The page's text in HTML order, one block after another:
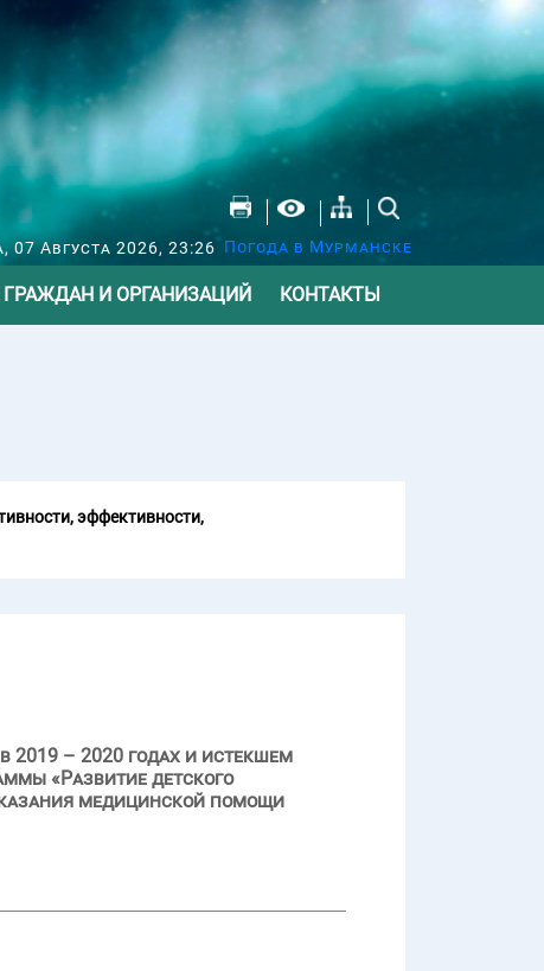
07 Августа 2026, 23:26 Погода в Мурманске
И ОРГАНИЗАЦИЙ КОНТАКТЫ
эффективности,
2019 – 2020 годах и истекшем
«Развитие детского
медицинской помощи